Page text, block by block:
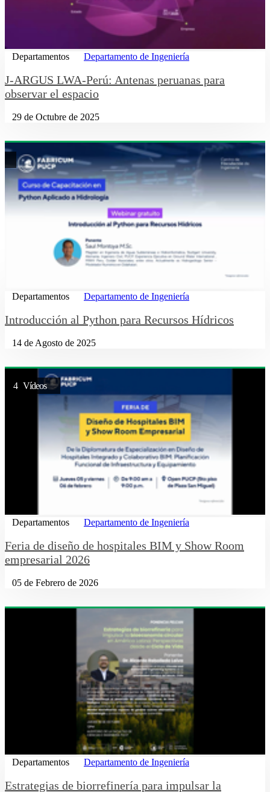
Departamentos Departamento de Ingeniería
J-ARGUS LWA-Perú: Antenas peruanas para
observar el espacio
29 de Octubre de 2025
Departamentos Departamento de Ingeniería
Introducción al Python para Recursos Hídricos
14 de Agosto de 2025
4 Vídeos
Departamentos Departamento de Ingeniería
Feria de diseño de hospitales BIM y Show Room
empresarial 2026
05 de Febrero de 2026
Departamentos Departamento de Ingeniería
Estrategias de biorrefinería para impulsar la